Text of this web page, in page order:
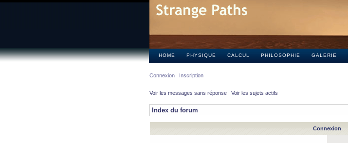
HOME PHYSIQUE CALCUL PHILOSOPHIE GALERIE
Connexion Inscription
Voir les messages sans réponse | Voir les sujets actifs
Index du forum
Connexion